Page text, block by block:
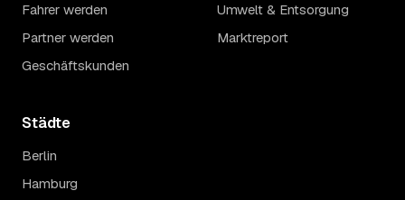
Fahrer werden
Partner werden
Geschäftskunden
Umwelt & Entsorgung
Marktreport
Städte
Berlin
Hamburg